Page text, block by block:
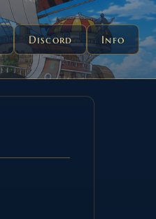
Discord Info